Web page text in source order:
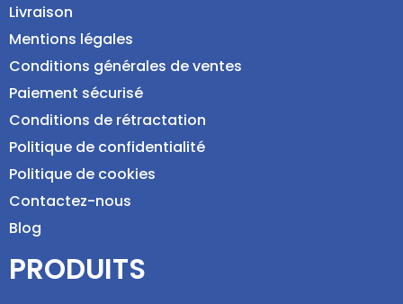
Livraison
Mentions légales
Conditions générales de ventes
Paiement sécurisé
Conditions de rétractation
Politique de confidentialité
Politique de cookies
Contactez-nous
Blog
PRODUITS